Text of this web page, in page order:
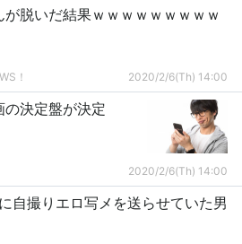
が脱いだ結果ｗｗｗｗｗｗｗｗｗ
！ 2020/2/6(Th) 14:00
の決定盤が決定
2020/2/6(Th) 14:00
自撮りエロ写メを送らせていた男